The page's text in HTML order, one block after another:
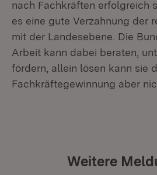
nach Fachkräften erfolgreich
es eine gute Verzahnung der
mit der Landesebene. Die
Arbeit kann dabei beraten,
fördern, allein lösen kann sie
Fachkräftegewinnung aber
Weitere